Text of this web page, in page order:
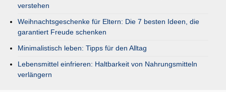
verstehen
Weihnachtsgeschenke für Eltern: Die 7 besten Ideen, die
garantiert Freude schenken
Minimalistisch leben: Tipps für den Alltag
Lebensmittel einfrieren: Haltbarkeit von Nahrungsmitteln
verlängern